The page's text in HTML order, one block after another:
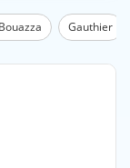
Gauthier